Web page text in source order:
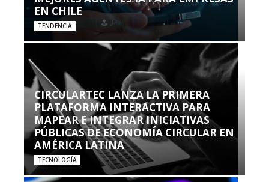
EN CHILE
TENDENCIA
CIRCULARTEC LANZA LA PRIMERA
PLATAFORMA INTERACTIVA PARA
MAPEAR E INTEGRAR INICIATIVAS
PÚBLICAS DE ECONOMÍA CIRCULAR EN
AMÉRICA LATINA
TECNOLOGÍA